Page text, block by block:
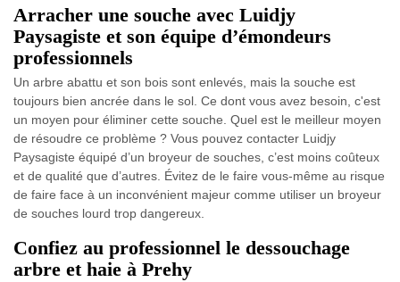
Arracher une souche avec Luidjy
Paysagiste et son équipe d’émondeurs
professionnels
Un arbre abattu et son bois sont enlevés, mais la souche est
toujours bien ancrée dans le sol. Ce dont vous avez besoin, c'est
un moyen pour éliminer cette souche. Quel est le meilleur moyen
de résoudre ce problème ? Vous pouvez contacter Luidjy
Paysagiste équipé d’un broyeur de souches, c’est moins coûteux
et de qualité que d’autres. Évitez de le faire vous-même au risque
de faire face à un inconvénient majeur comme utiliser un broyeur
de souches lourd trop dangereux.
Confiez au professionnel le dessouchage
arbre et haie à Prehy